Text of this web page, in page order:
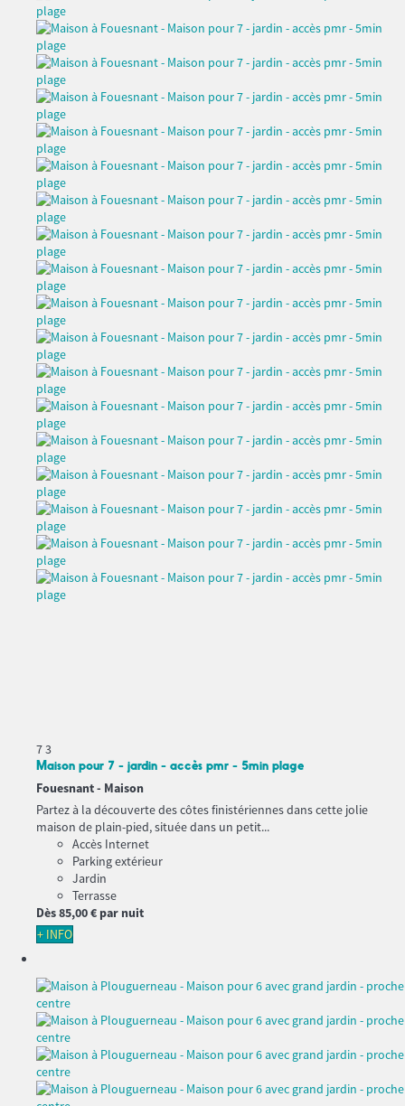
73
Maison pour 7 - jardin - accès pmr - 5min plage
Fouesnant - Maison
Partez à la découverte des côtes finistériennes dans cette jolie
maison de plain-pied, située dans un petit...
Accès Internet
Parking extérieur
Jardin
Terrasse
Dès85,00 € par nuit
+ INFO